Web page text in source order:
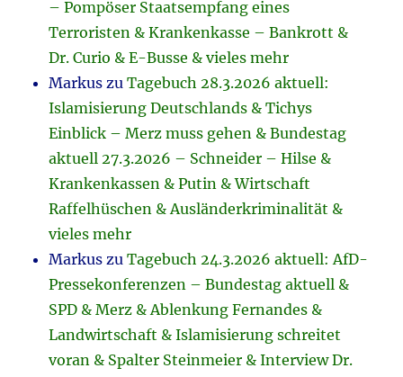
– Pompöser Staatsempfang eines
Terroristen & Krankenkasse – Bankrott &
Dr. Curio & E-Busse & vieles mehr
Markus zuTagebuch 28.3.2026 aktuell:
Islamisierung Deutschlands & Tichys
Einblick – Merz muss gehen & Bundestag
aktuell 27.3.2026 – Schneider – Hilse &
Krankenkassen & Putin & Wirtschaft
Raffelhüschen & Ausländerkriminalität &
vieles mehr
Markus zuTagebuch 24.3.2026 aktuell: AfD-
Pressekonferenzen – Bundestag aktuell &
SPD & Merz & Ablenkung Fernandes &
Landwirtschaft & Islamisierung schreitet
voran & Spalter Steinmeier & Interview Dr.